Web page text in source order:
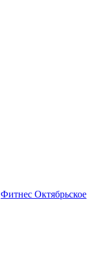
Фитнес Октябрьское